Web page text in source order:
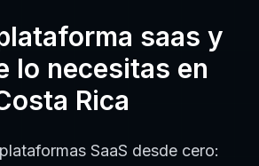
saas y
lo necesitas en
Rica
SaaS desde cero: